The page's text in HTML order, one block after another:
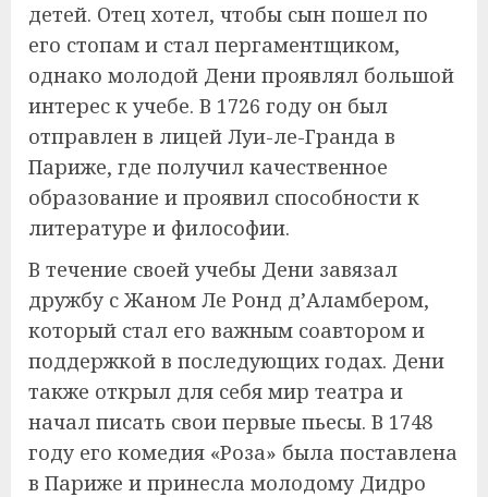
детей. Отец хотел, чтобы сын пошел по
его стопам и стал пергаментщиком,
однако молодой Дени проявлял большой
интерес к учебе. В 1726 году он был
отправлен в лицей Луи-ле-Гранда в
Париже, где получил качественное
образование и проявил способности к
литературе и философии.
В течение своей учебы Дени завязал
дружбу с Жаном Ле Ронд д’Аламбером,
который стал его важным соавтором и
поддержкой в последующих годах. Дени
также открыл для себя мир театра и
начал писать свои первые пьесы. В 1748
году его комедия «Роза» была поставлена
в Париже и принесла молодому Дидро